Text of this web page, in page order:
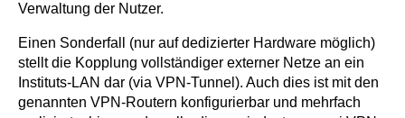
Verwaltung der Nutzer.
Einen Sonderfall (nur auf dedizierter Hardware möglich)
stellt die Kopplung vollständiger externer Netze an ein
Instituts-LAN dar (via VPN-Tunnel). Auch dies ist mit den
genannten VPN-Routern konfigurierbar und mehrfach